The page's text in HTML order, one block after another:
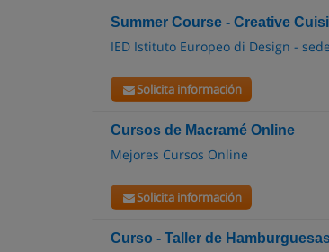
Summer Course - Creative
IED Istituto Europeo di Design -
Solicita información
Cursos de Macramé Online
Mejores Cursos Online
Solicita información
Curso - Taller de